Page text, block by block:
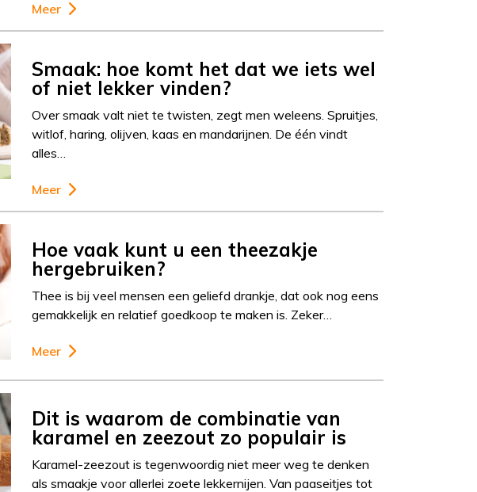
Meer
Smaak: hoe komt het dat we iets wel
of niet lekker vinden?
Over smaak valt niet te twisten, zegt men weleens. Spruitjes,
witlof, haring, olijven, kaas en mandarijnen. De één vindt
alles…
Meer
Hoe vaak kunt u een theezakje
hergebruiken?
Thee is bij veel mensen een geliefd drankje, dat ook nog eens
gemakkelijk en relatief goedkoop te maken is. Zeker…
Meer
Dit is waarom de combinatie van
karamel en zeezout zo populair is
Karamel-zeezout is tegenwoordig niet meer weg te denken
als smaakje voor allerlei zoete lekkernijen. Van paaseitjes tot